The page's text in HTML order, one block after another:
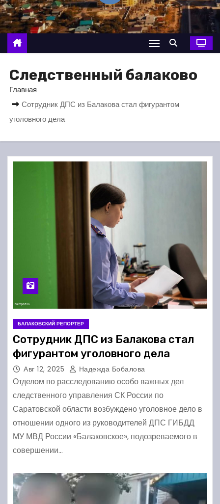
о
м
у
Следственный балаково
Главная
Сотрудник ДПС из Балакова стал фигурантом
уголовного дела
БАЛАКОВСКИЙ РЕПОРТЕР
Сотрудник ДПС из Балакова стал
фигурантом уголовного дела
Авг 12, 2025 Надежда Бобалова
Отделом по расследованию особо важных дел
следственного управления СК России по
Саратовской области возбуждено уголовное дело в
отношении одного из руководителей ДПС ГИБДД
МУ МВД России «Балаковское», подозреваемого в
совершении…